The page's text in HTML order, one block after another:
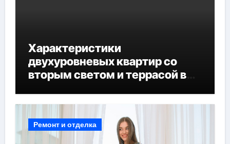
Характеристики
двухуровневых квартир со
вторым светом и террасой в
Ремонт и отделка